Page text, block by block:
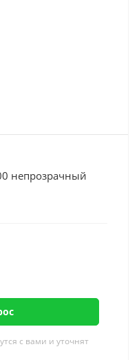
непрозрачный
с вами и уточнят